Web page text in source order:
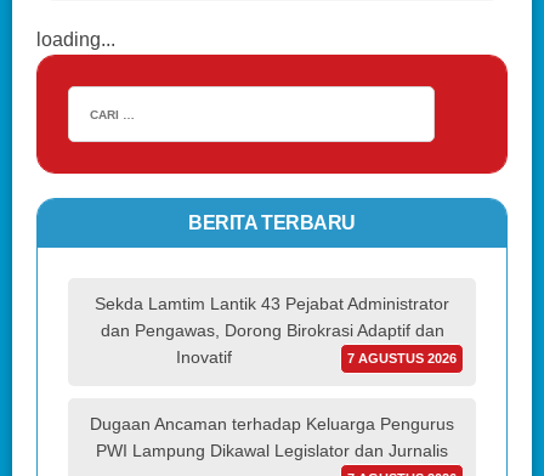
loading...
BERITA TERBARU
Sekda Lamtim Lantik 43 Pejabat Administrator
dan Pengawas, Dorong Birokrasi Adaptif dan
Inovatif
7 AGUSTUS 2026
Dugaan Ancaman terhadap Keluarga Pengurus
PWI Lampung Dikawal Legislator dan Jurnalis